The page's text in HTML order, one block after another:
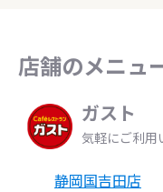
店舗のメニュ
ガスト
気軽にご利用
静岡国吉田店